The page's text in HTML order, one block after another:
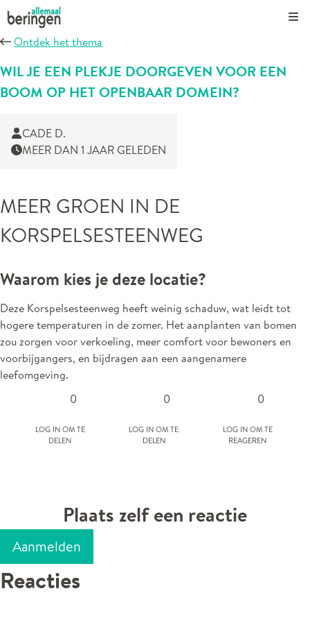
Ontdek het thema
WIL JE EEN PLEKJE DOORGEVEN VOOR EEN
BOOM OP HET OPENBAAR DOMEIN?
CADE D.
MEER DAN 1 JAAR GELEDEN
MEER GROEN IN DE
KORSPELSESTEENWEG
Waarom kies je deze locatie?
Deze Korspelsesteenweg heeft weinig schaduw, wat leidt tot
hogere temperaturen in de zomer. Het aanplanten van bomen
zou zorgen voor verkoeling, meer comfort voor bewoners en
voorbijgangers, en bijdragen aan een aangenamere
leefomgeving.
0
Log in om te
delen
0
Log in om te
delen
0
Log in om te
reageren
Plaats zelf een reactie
Aanmelden
Reacties